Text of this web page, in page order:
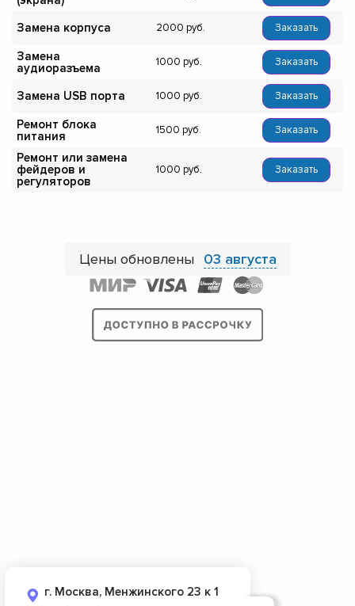
Замена корпуса 2000 Заказать
Замена
аудиоразъема
1000 Заказать
Замена USB порта 1000 Заказать
Ремонт блока
питания
1500 Заказать
Ремонт или замена
фейдеров и
регуляторов
1000 Заказать
Цены обновлены 03 августа
г. Москва, Менжинского 23 к 1